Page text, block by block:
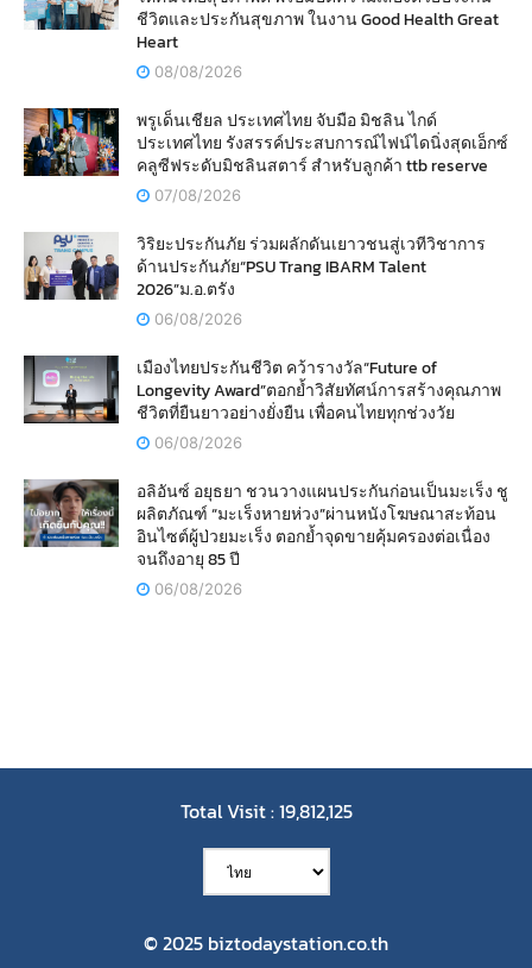
ชีวิตและประกันสุขภาพ ในงาน Good Health Great
Heart
08/08/2026
พรูเด็นเชียล ประเทศไทย จับมือ มิชลิน ไกด์
ประเทศไทย รังสรรค์ประสบการณ์ไฟน์ไดนิ่งสุดเอ็กซ์
คลูซีฟระดับมิชลินสตาร์ สำหรับลูกค้า ttb reserve
07/08/2026
วิริยะประกันภัย ร่วมผลักดันเยาวชนสู่เวทีวิชาการ
ด้านประกันภัย“PSU Trang IBARM Talent
2026”ม.อ.ตรัง
06/08/2026
เมืองไทยประกันชีวิต คว้ารางวัล“Future of
Longevity Award”ตอกย้ำวิสัยทัศน์การสร้างคุณภาพ
ชีวิตที่ยืนยาวอย่างยั่งยืน เพื่อคนไทยทุกช่วงวัย
06/08/2026
อลิอันซ์ อยุธยา ชวนวางแผนประกันก่อนเป็นมะเร็ง ชู
ผลิตภัณฑ์ “มะเร็งหายห่วง”ผ่านหนังโฆษณาสะท้อน
อินไซต์ผู้ป่วยมะเร็ง ตอกย้ำจุดขายคุ้มครองต่อเนื่อง
จนถึงอายุ 85 ปี
06/08/2026
© 2025 biztodaystation.co.th
Total Visit : 19,812,125